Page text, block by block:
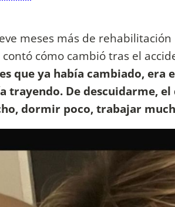
meses más de
cómo cambió tras el
que ya había cambiado, era
trayendo. De descuidarme,
dormir poco, trabajar